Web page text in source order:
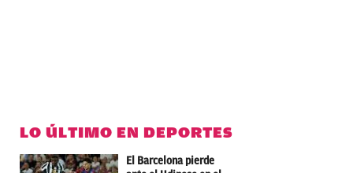
LO ÚLTIMO EN DEPORTES
El Barcelona pierde